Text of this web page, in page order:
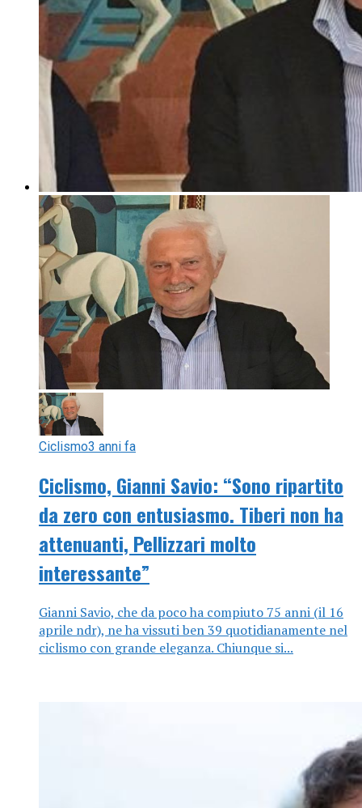
Ciclismo3 anni fa
Ciclismo, Gianni Savio: “Sono ripartito
da zero con entusiasmo. Tiberi non ha
attenuanti, Pellizzari molto
interessante”
Gianni Savio, che da poco ha compiuto 75 anni (il 16
aprile ndr), ne ha vissuti ben 39 quotidianamente nel
ciclismo con grande eleganza. Chiunque si...